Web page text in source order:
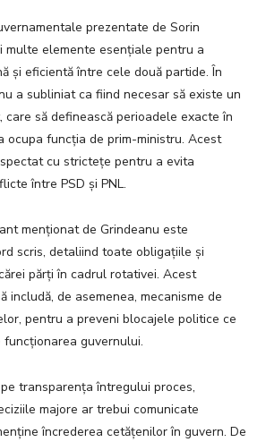
prezentate de Sorin
multe elemente esențiale pentru a
și eficientă între cele două partide. În
a subliniat ca fiind necesar să existe un
să definească perioadele exacte în
ocupa funcția de prim-ministru. Acest
cu strictețe pentru a evita
între PSD și PNL.
menționat de Grindeanu este
scris, detaliind toate obligațiile și
părți în cadrul rotativei. Acest
includă, de asemenea, mecanisme de
pentru a preveni blocajele politice ce
guvernului.
transparența întregului proces,
majore ar trebui comunicate
încrederea cetățenilor în guvern. De